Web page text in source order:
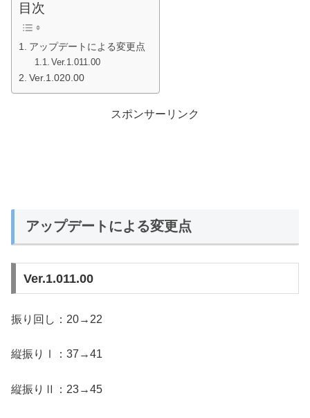
目次
アップデートによる変更点
Ver.1.011.00
Ver.1.020.00
スポンサーリンク
アップデートによる変更点
Ver.1.011.00
振り回し：20→22
縦振りⅠ：37→41
縦振りⅡ：23→45